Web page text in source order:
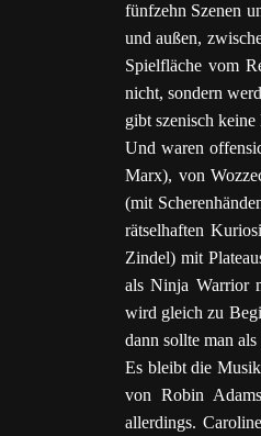
fünfzehn Szenen
und außen,
Spielfläche vom
nicht, sondern
gibt szenisch
Und waren
Marx), von
(mit
rätselhaften
Zindel) mit
als Ninja Warrior
wird gleich zu
dann sollte man
Es bleibt die
von Robin
allerdings.